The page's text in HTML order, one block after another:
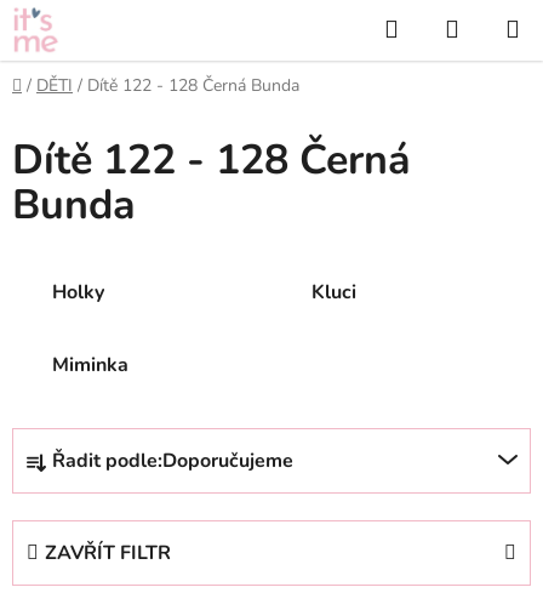
Přejít
na
obsah
Hledat
KOŠÍK
Domů
/ DĚTI / Dítě 122 - 128 Černá Bunda
Dítě 122 - 128 Černá
Bunda
Holky Kluci
Miminka
Ř
z
Řadit podle:Doporučujeme
ZAVŘÍT FILTR